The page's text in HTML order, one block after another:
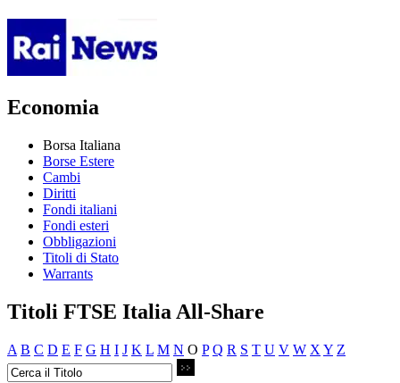
Economia
Borsa Italiana
Borse Estere
Cambi
Diritti
Fondi italiani
Fondi esteri
Obbligazioni
Titoli di Stato
Warrants
Titoli FTSE Italia All-Share
A B C D E F G H I J K L M N O P Q R S T U V W X Y Z